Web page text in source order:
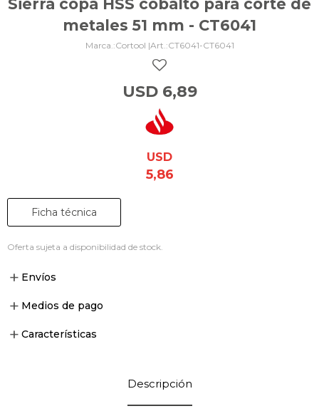
Sierra copa HSS cobalto para corte de
metales 51 mm - CT6041
Cortool | CT6041-CT6041
USD 6,89
USD
5,86
Ficha técnica
Oferta sujeta a disponibilidad de stock.
Envíos
Medios de pago
Características
Descripción